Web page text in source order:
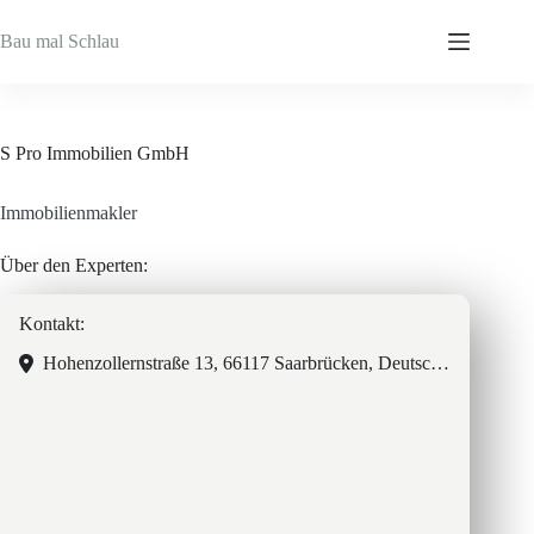
Inhalt
springen
Bau mal Schlau
S Pro Immobilien GmbH
Immobilienmakler
Über den Experten:
Kontakt:
Hohenzollernstraße 13, 66117 Saarbrücken, Deutschland